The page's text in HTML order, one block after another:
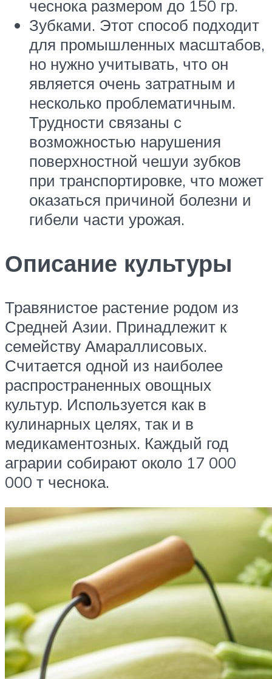
чеснока размером до 150 гр.
Зубками. Этот способ подходит
для промышленных масштабов,
но нужно учитывать, что он
является очень затратным и
несколько проблематичным.
Трудности связаны с
возможностью нарушения
поверхностной чешуи зубков
при транспортировке, что может
оказаться причиной болезни и
гибели части урожая.
Описание культуры
Травянистое растение родом из
Средней Азии. Принадлежит к
семейству Амараллисовых.
Считается одной из наиболее
распространенных овощных
культур. Используется как в
кулинарных целях, так и в
медикаментозных. Каждый год
аграрии собирают около 17 000
000 т чеснока.